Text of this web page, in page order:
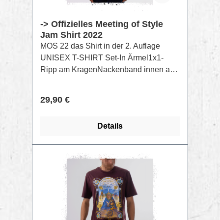
-> Offizielles Meeting of Style
Jam Shirt 2022
MOS 22 das Shirt in der 2. Auflage
UNISEX T-SHIRT Set-In Ärmel1x1-
Ripp am KragenNackenband innen aus
SaumAufdruck per Raster Siebdruck
Singlejersey, 100% gekämmte
Vorgewaschen, 180 GSM
Regulärer Preis:
29,90 €
Details